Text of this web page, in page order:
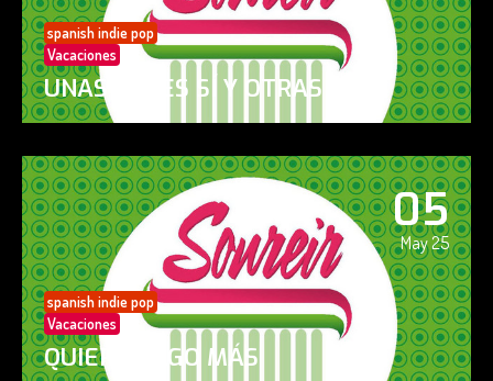
spanish indie pop
Vacaciones
UNAS VECES SÍ Y OTRAS NO
05
May 25
spanish indie pop
Vacaciones
QUIERO ALGO MÁS